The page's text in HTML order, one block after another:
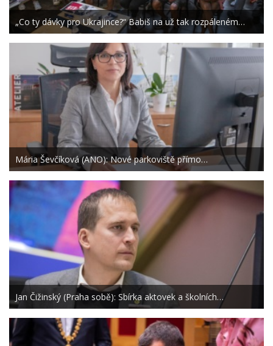
„Co ty dávky pro Ukrajince?“ Babiš na už tak rozpáleném…
Mária Ševčíková (ANO): Nové parkoviště přímo…
Jan Čižinský (Praha sobě): Sbírka aktovek a školních…